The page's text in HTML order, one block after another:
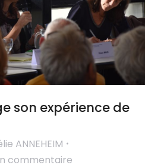
son expérience de
ANNEHEIM
commentaire